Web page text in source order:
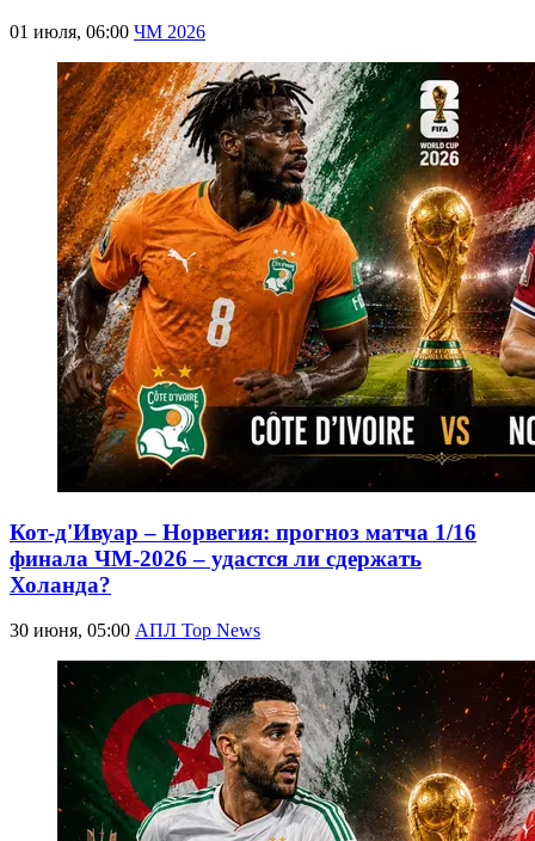
01 июля, 06:00 ЧМ 2026
Кот-д'Ивуар – Норвегия: прогноз матча 1/16
финала ЧМ-2026 – удастся ли сдержать
Холанда?
30 июня, 05:00 АПЛ Top News